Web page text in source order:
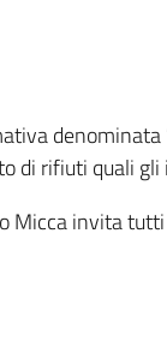
denominata
di rifiuti quali gli
Micca invita